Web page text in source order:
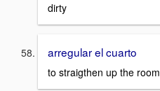
dirty
arregular el cuarto
to straigthen up the room